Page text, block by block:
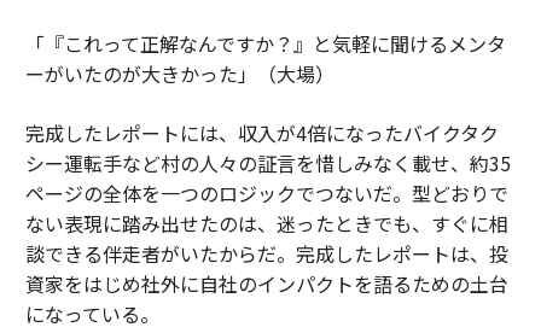
「『これって正解なんですか？』と気軽に聞けるメンタ
ーがいたのが大きかった」（大場）
完成したレポートには、収入が4倍になったバイクタク
シー運転手など村の人々の証言を惜しみなく載せ、約35
ページの全体を一つのロジックでつないだ。型どおりで
ない表現に踏み出せたのは、迷ったときでも、すぐに相
談できる伴走者がいたからだ。完成したレポートは、投
資家をはじめ社外に自社のインパクトを語るための土台
になっている。